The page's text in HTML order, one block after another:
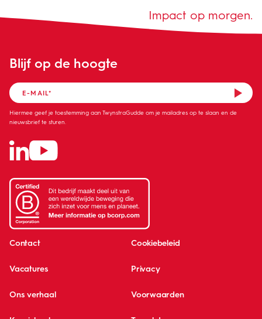
Contact Cookiebeleid
Vacatures Privacy
Ons verhaal Voorwaarden
Blijf op de hoogte
Hiermee geef je toestemming aan TwynstraGudde om je mailadres op te slaan en de
nieuwsbrief te sturen.
Impact op morgen.